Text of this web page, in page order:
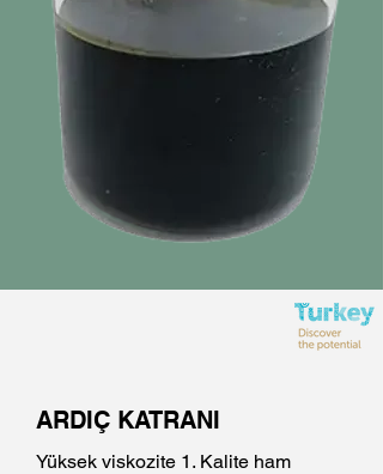
ARDIÇ KATRANI
Yüksek viskozite 1. Kalite ham